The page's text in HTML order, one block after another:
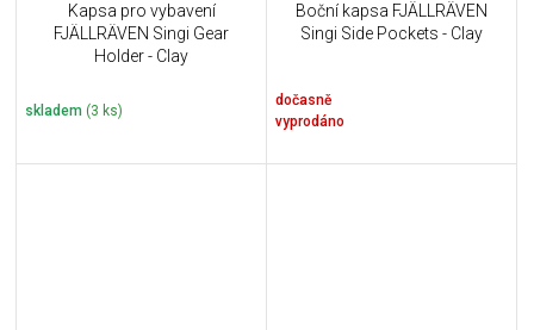
Kapsa pro vybavení
FJÄLLRÄVEN Singi Gear
Holder - Clay
skladem (3 ks)
Boční kapsa FJÄLLRÄVEN
Singi Side Pockets - Clay
dočasně
vyprodáno